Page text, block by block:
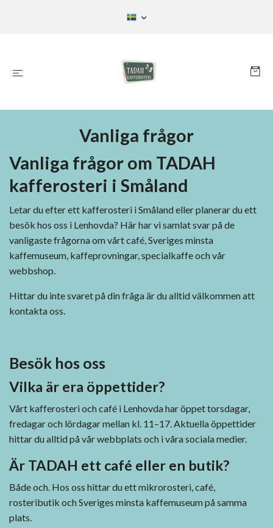
Vanliga frågor
Vanliga frågor om TADAH
kafferosteri i Småland
Letar du efter ett kafferosteri i Småland eller planerar du ett
besök hos oss i Lenhovda? Här har vi samlat svar på de
vanligaste frågorna om vårt café, Sveriges minsta
kaffemuseum, kaffeprovningar, specialkaffe och vår
webbshop.
Hittar du inte svaret på din fråga är du alltid välkommen att
kontakta oss.
Besök hos oss
Vilka är era öppettider?
Vårt kafferosteri och café i Lenhovda har öppet torsdagar,
fredagar och lördagar mellan kl. 11–17. Aktuella öppettider
hittar du alltid på vår webbplats och i våra sociala medier.
Är TADAH ett café eller en butik?
Både och. Hos oss hittar du ett mikrorosteri, café,
rosteributik och Sveriges minsta kaffemuseum på samma
plats.